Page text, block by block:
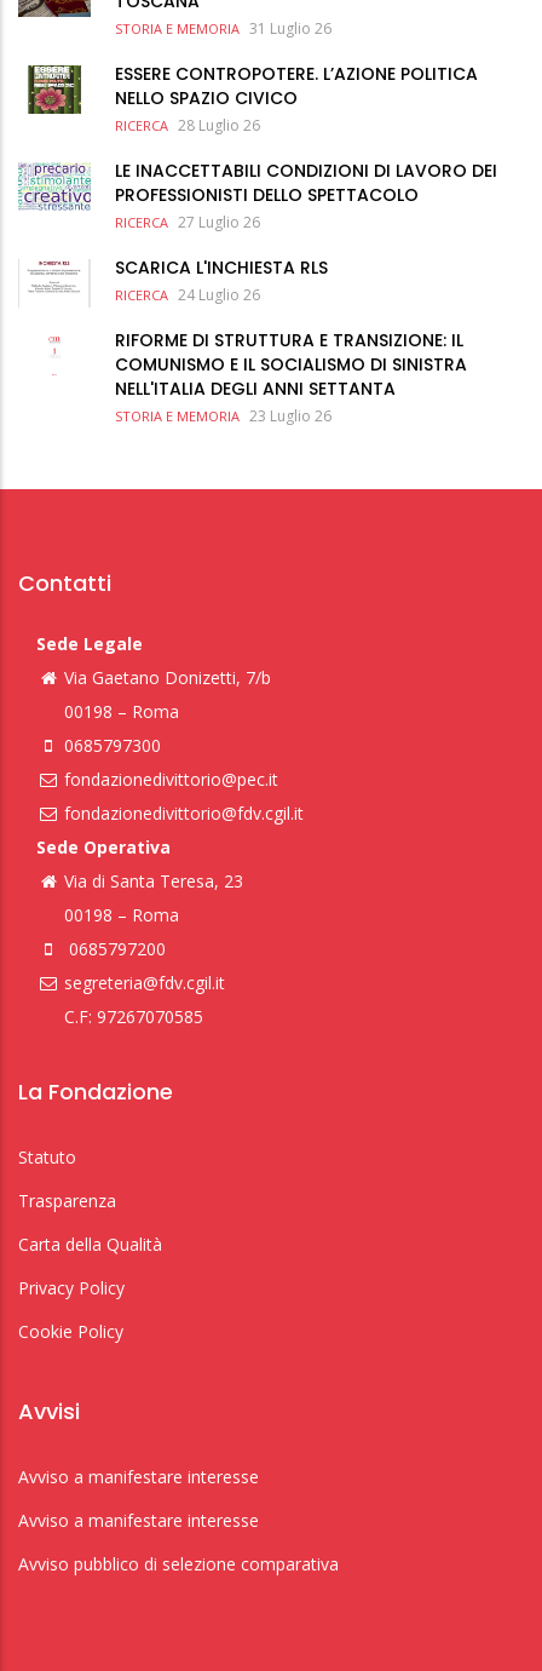
STORIA E MEMORIA 31 Luglio 26
ESSERE CONTROPOTERE. L’AZIONE POLITICA
NELLO SPAZIO CIVICO
RICERCA 28 Luglio 26
LE INACCETTABILI CONDIZIONI DI LAVORO DEI
PROFESSIONISTI DELLO SPETTACOLO
RICERCA 27 Luglio 26
SCARICA L'INCHIESTA RLS
RICERCA 24 Luglio 26
RIFORME DI STRUTTURA E TRANSIZIONE: IL
COMUNISMO E IL SOCIALISMO DI SINISTRA
NELL'ITALIA DEGLI ANNI SETTANTA
STORIA E MEMORIA 23 Luglio 26
Contatti
Sede Legale
Via Gaetano Donizetti, 7/b
00198 – Roma
0685797300
fondazionedivittorio@pec.it
fondazionedivittorio@fdv.cgil.it
Sede Operativa
Via di Santa Teresa, 23
00198 – Roma
0685797200
segreteria@fdv.cgil.it
C.F: 97267070585
La Fondazione
Statuto
Trasparenza
Carta della Qualità
Privacy Policy
Cookie Policy
Avvisi
Avviso a manifestare interesse
Avviso a manifestare interesse
Avviso pubblico di selezione comparativa